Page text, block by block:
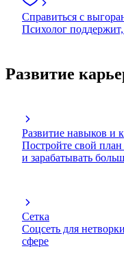
Справиться с
Психолог поддержит,
Развитие
Развитие навыков и
Постройте свой
и зарабатывать
Сетка
Соцсеть для
сфере